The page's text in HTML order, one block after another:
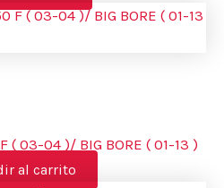
( 03-04 )/ BIG BORE ( 01-13 )
al carrito